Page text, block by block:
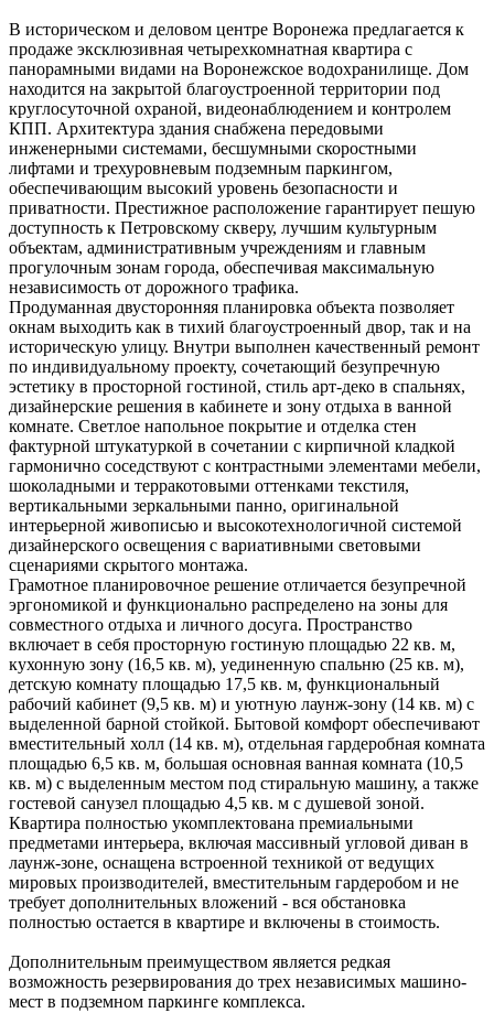
В историческом и деловом центре Воронежа предлагается к
продаже эксклюзивная четырехкомнатная квартира с
панорамными видами на Воронежское водохранилище. Дом
находится на закрытой благоустроенной территории под
круглосуточной охраной, видеонаблюдением и контролем
КПП. Архитектура здания снабжена передовыми
инженерными системами, бесшумными скоростными
лифтами и трехуровневым подземным паркингом,
обеспечивающим высокий уровень безопасности и
приватности. Престижное расположение гарантирует пешую
доступность к Петровскому скверу, лучшим культурным
объектам, административным учреждениям и главным
прогулочным зонам города, обеспечивая максимальную
независимость от дорожного трафика.
Продуманная двусторонняя планировка объекта позволяет
окнам выходить как в тихий благоустроенный двор, так и на
историческую улицу. Внутри выполнен качественный ремонт
по индивидуальному проекту, сочетающий безупречную
эстетику в просторной гостиной, стиль арт-деко в спальнях,
дизайнерские решения в кабинете и зону отдыха в ванной
комнате. Светлое напольное покрытие и отделка стен
фактурной штукатуркой в сочетании с кирпичной кладкой
гармонично соседствуют с контрастными элементами мебели,
шоколадными и терракотовыми оттенками текстиля,
вертикальными зеркальными панно, оригинальной
интерьерной живописью и высокотехнологичной системой
дизайнерского освещения с вариативными световыми
сценариями скрытого монтажа.
Грамотное планировочное решение отличается безупречной
эргономикой и функционально распределено на зоны для
совместного отдыха и личного досуга. Пространство
включает в себя просторную гостиную площадью 22 кв. м,
кухонную зону (16,5 кв. м), уединенную спальню (25 кв. м),
детскую комнату площадью 17,5 кв. м, функциональный
рабочий кабинет (9,5 кв. м) и уютную лаунж-зону (14 кв. м) с
выделенной барной стойкой. Бытовой комфорт обеспечивают
вместительный холл (14 кв. м), отдельная гардеробная комната
площадью 6,5 кв. м, большая основная ванная комната (10,5
кв. м) с выделенным местом под стиральную машину, а также
гостевой санузел площадью 4,5 кв. м с душевой зоной.
Квартира полностью укомплектована премиальными
предметами интерьера, включая массивный угловой диван в
лаунж-зоне, оснащена встроенной техникой от ведущих
мировых производителей, вместительным гардеробом и не
требует дополнительных вложений - вся обстановка
полностью остается в квартире и включены в стоимость.
Дополнительным преимуществом является редкая
возможность резервирования до трех независимых машино-
мест в подземном паркинге комплекса.